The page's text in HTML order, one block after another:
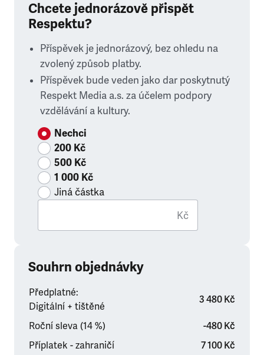
Chcete jednorázově přispět
Respektu?
Příspěvek je jednorázový, bez ohledu na
zvolený způsob platby.
Příspěvek bude veden jako dar poskytnutý
Respekt Media a.s. za účelem podpory
vzdělávání a kultury.
Nechci
200 Kč
500 Kč
1 000 Kč
Jiná částka
Kč
Souhrn objednávky
Předplatné:
Digitální + tištěné
3 480 Kč
Roční sleva (14 %)
-480 Kč
Příplatek - zahraničí
7 100 Kč